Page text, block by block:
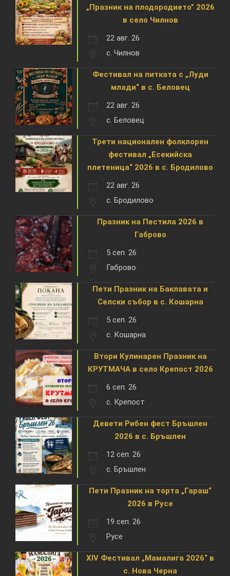
„Празник на плодородието” 2026
в село Чилнов
22 авг. 26
с. Чилнов
Фестивал на питката с „Луди
млади“ в с. Беловец
22 авг. 26
с. Беловец
Трети национален фолклорен
фестивал „Есекийска
плетеница“ 2026 в с. Бродилово
22 авг. 26
с. Бродилово
Празник на Пестила 2026 в
Габрово
5 сеп. 26
Габрово
Пети Празник на Баклавата и
Селски събор в с. Кошарна
5 сеп. 26
с. Кошарна
Втори Кулинарен Празник на
КРУТМАЧА в село Крепост 2026
6 сеп. 26
с. Крепост
Девети Рибен фест Бръшлен
2026 в с. Бръшлен
12 сеп. 26
с. Бръшлен
Пети Празник на торта „Гараш“
2026 в Русе
19 сеп. 26
Русе
XIV Фестивал „Мамалига 2026“ в
с. Нова Черна